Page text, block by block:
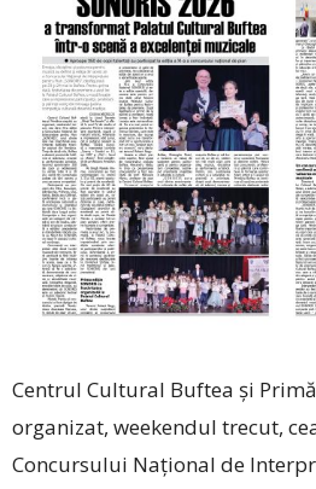
Centrul Cultural Buftea și
organizat, weekendul trecut,
Concursului Național de